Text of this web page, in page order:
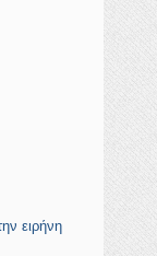
ειρήνη